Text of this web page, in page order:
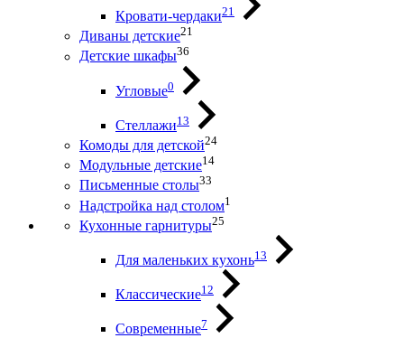
Кровати-чердаки21
Диваны детские21
Детские шкафы36
Угловые0
Стеллажи13
Комоды для детской24
Модульные детские14
Письменные столы33
Надстройка над столом1
Кухонные гарнитуры25
Для маленьких кухонь13
Классические12
Современные7